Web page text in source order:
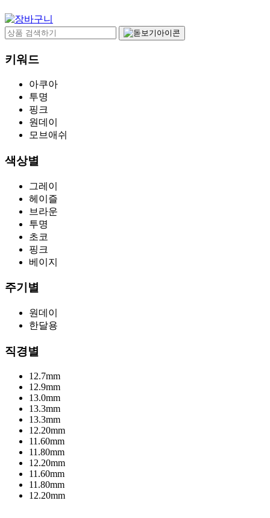
키워드
아쿠아
투명
핑크
원데이
모브애쉬
색상별
그레이
헤이즐
브라운
투명
초코
핑크
베이지
주기별
원데이
한달용
직경별
12.7mm
12.9mm
13.0mm
13.3mm
13.3mm
12.20mm
11.60mm
11.80mm
12.20mm
11.60mm
11.80mm
12.20mm